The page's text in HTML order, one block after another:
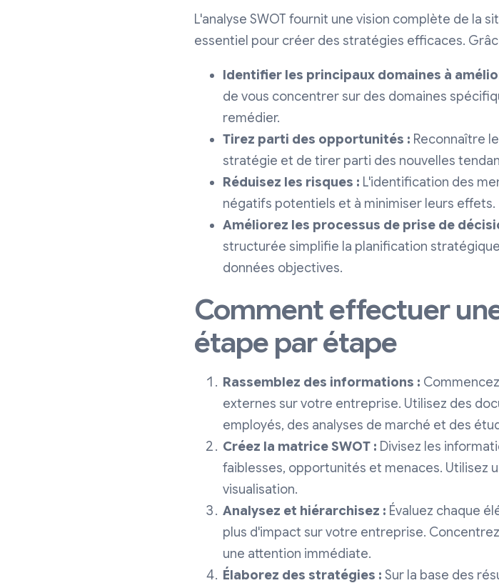
L'analyse SWOT fournit une vision complète de la
essentiel pour créer des stratégies efficaces.
Identifier les principaux domaines à
de vous concentrer sur des domaines
remédier.
Tirez parti des opportunités : Reconnaître
stratégie et de tirer parti des nouvelles
Réduisez les risques : L'identification des
négatifs potentiels et à minimiser leurs effets.
Améliorez les processus de prise de
structurée simplifie la planification
données objectives.
Comment effectuer
étape par étape
Rassemblez des informations :
externes sur votre entreprise. Utilisez des
employés, des analyses de marché et des
Créez la matrice SWOT : Divisez les
faiblesses, opportunités et menaces. Utilisez
visualisation.
Analysez et hiérarchisez : Évaluez chaque
plus d'impact sur votre entreprise.
une attention immédiate.
Élaborez des stratégies : Sur la base des